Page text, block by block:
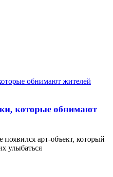
которые обнимают
арт-объект, который
улыбаться